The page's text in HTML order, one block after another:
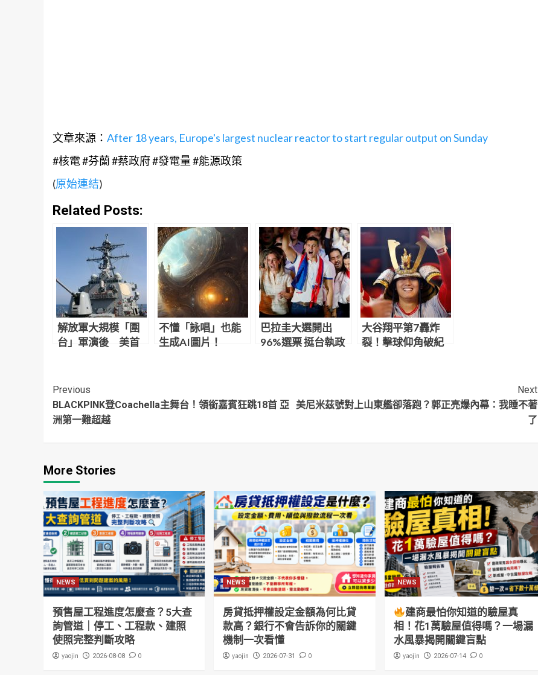
文章來源： After 18 years, Europe's largest nuclear reactor to start regular output on Sunday
#核電 #芬蘭 #蔡政府 #發電量 #能源政策
(原始連結)
Related Posts:
解放軍大規模「圍
台」軍演後 美首
不懂「詠唱」也能
生成AI圖片！
巴拉圭大選開出
96%選票 挺台執政
大谷翔平第7轟炸
裂！擊球仰角破紀
Continue
Reading
Previous
BLACKPINK登Coachella主舞台！領銜嘉賓狂跳18首 亞
洲第一難超越
Next
美尼米茲號對上山東艦卻落跑？郭正亮爆內幕：我睡不著
了
More Stories
NEWS
預售屋工程進度怎麼查？5大查
詢管道｜停工、工程款、建照
使照完整判斷攻略
yaojin 2026-08-08 0
NEWS
房貸抵押權設定金額為何比貸
款高？銀行不會告訴你的關鍵
機制一次看懂
yaojin 2026-07-31 0
NEWS
建商最怕你知道的驗屋真
相！花1萬驗屋值得嗎？一場漏
水風暴揭開關鍵盲點
yaojin 2026-07-14 0